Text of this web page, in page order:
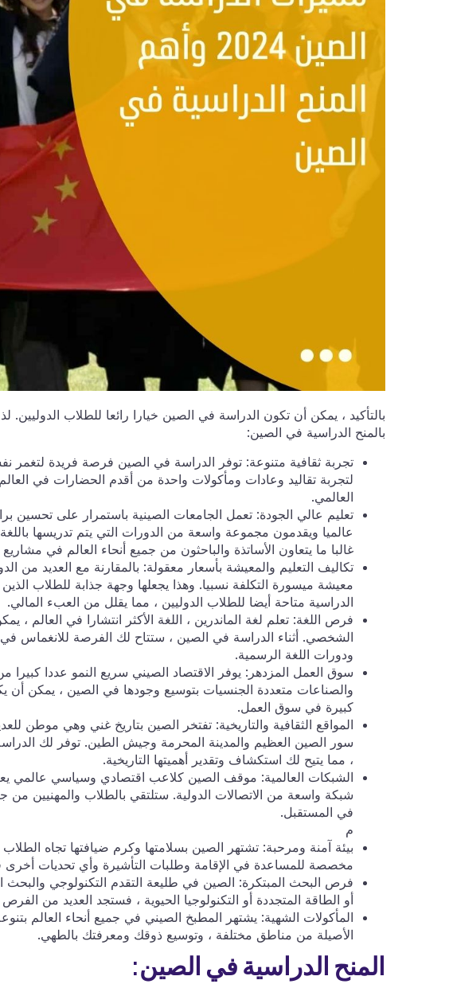
بالتأكيد ، يمكن أن تكون الدراسة في الصين خيارا رائعا للطلاب الدوليين.
بالمنح الدراسية في الصين:
تجربة ثقافية متنوعة: توفر الدراسة في الصين فرصة فريدة لتغمر
لتجربة تقاليد وعادات ومأكولات واحدة من أقدم الحضارات في
العالمي.
تعليم عالي الجودة: تعمل الجامعات الصينية باستمرار على تحسين
عالميا ويقدمون مجموعة واسعة من الدورات التي يتم تدريسها باللغة
غالبا ما يتعاون الأساتذة والباحثون من جميع أنحاء العالم في
تكاليف التعليم والمعيشة بأسعار معقولة: بالمقارنة مع العديد من
معيشة ميسورة التكلفة نسبيا. وهذا يجعلها وجهة جذابة للطلاب
الدراسية متاحة أيضا للطلاب الدوليين ، مما يقلل من العبء المالي.
فرص اللغة: تعلم لغة الماندرين ، اللغة الأكثر انتشارا في العالم ،
الشخصي. أثناء الدراسة في الصين ، ستتاح لك الفرصة للانغماس في
ودورات اللغة الرسمية.
سوق العمل المزدهر: يوفر الاقتصاد الصيني سريع النمو عددا
والصناعات متعددة الجنسيات بتوسيع وجودها في الصين ، يمكن
كبيرة في سوق العمل.
المواقع الثقافية والتاريخية: تفتخر الصين بتاريخ غني وهي موطن
سور الصين العظيم والمدينة المحرمة وجيش الطين. توفر لك
، مما يتيح لك استكشاف وتقدير أهميتها التاريخية.
الشبكات العالمية: موقف الصين كلاعب اقتصادي وسياسي عالمي
شبكة واسعة من الاتصالات الدولية. ستلتقي بالطلاب والمهنيين من
في المستقبل.
م
بيئة آمنة ومرحبة: تشتهر الصين بسلامتها وكرم ضيافتها تجاه
مخصصة للمساعدة في الإقامة وطلبات التأشيرة وأي تحديات أخرى
فرص البحث المبتكرة: الصين في طليعة التقدم التكنولوجي والبحث
أو الطاقة المتجددة أو التكنولوجيا الحيوية ، فستجد العديد من
المأكولات الشهية: يشتهر المطبخ الصيني في جميع أنحاء العالم
الأصيلة من مناطق مختلفة ، وتوسيع ذوقك ومعرفتك بالطهي.
المنح الدراسية في الصين: